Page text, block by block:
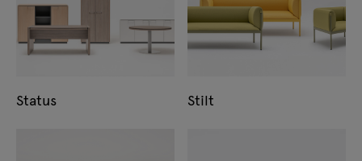
Status Stilt